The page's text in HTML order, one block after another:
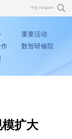
中文 / English
重要活动
数智研修院
扩大